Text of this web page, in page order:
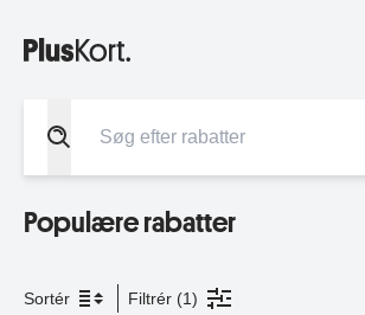
Populære rabatter
Sortér Filtrér (1)